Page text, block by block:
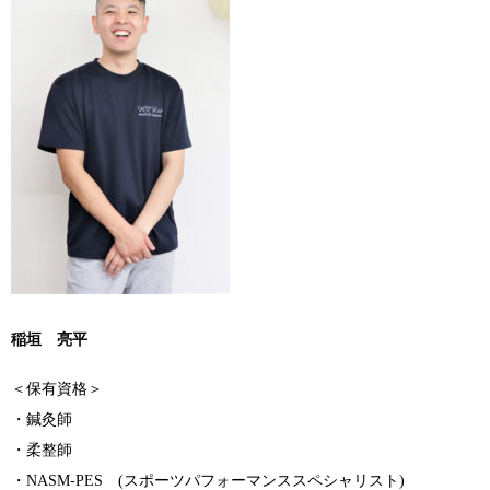
稲垣 亮平
＜保有資格＞
・鍼灸師
・柔整師
・NASM-PES (スポーツパフォーマンススペシャリスト)